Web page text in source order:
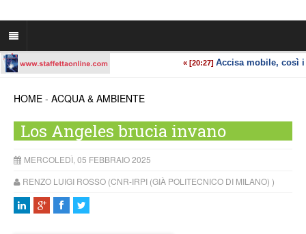
HOME - ACQUA & AMBIENTE
Los Angeles brucia invano
MERCOLEDÌ, 05 FEBBRAIO 2025
RENZO LUIGI ROSSO (CNR-IRPI (GIÀ POLITECNICO DI MILANO) )